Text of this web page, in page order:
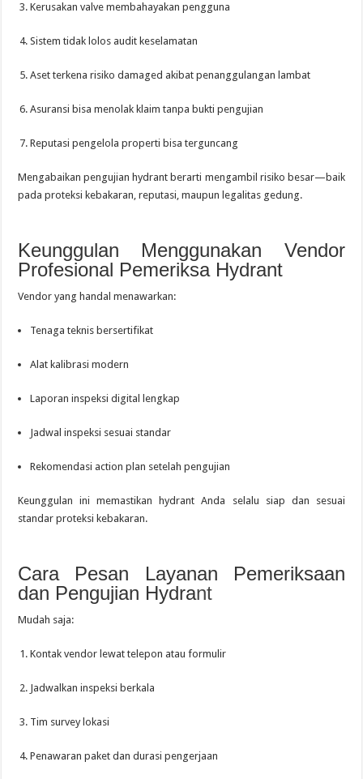
Kerusakan valve membahayakan pengguna
Sistem tidak lolos audit keselamatan
Aset terkena risiko damaged akibat penanggulangan lambat
Asuransi bisa menolak klaim tanpa bukti pengujian
Reputasi pengelola properti bisa terguncang
Mengabaikan pengujian hydrant berarti mengambil risiko besar—baik
pada proteksi kebakaran, reputasi, maupun legalitas gedung.
Keunggulan Menggunakan Vendor
Profesional Pemeriksa Hydrant
Vendor yang handal menawarkan:
Tenaga teknis bersertifikat
Alat kalibrasi modern
Laporan inspeksi digital lengkap
Jadwal inspeksi sesuai standar
Rekomendasi action plan setelah pengujian
Keunggulan ini memastikan hydrant Anda selalu siap dan sesuai
standar proteksi kebakaran.
Cara Pesan Layanan Pemeriksaan
dan Pengujian Hydrant
Mudah saja:
Kontak vendor lewat telepon atau formulir
Jadwalkan inspeksi berkala
Tim survey lokasi
Penawaran paket dan durasi pengerjaan